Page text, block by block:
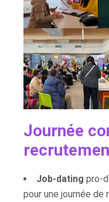
Journée
Job-dating pro-
pour une journée de